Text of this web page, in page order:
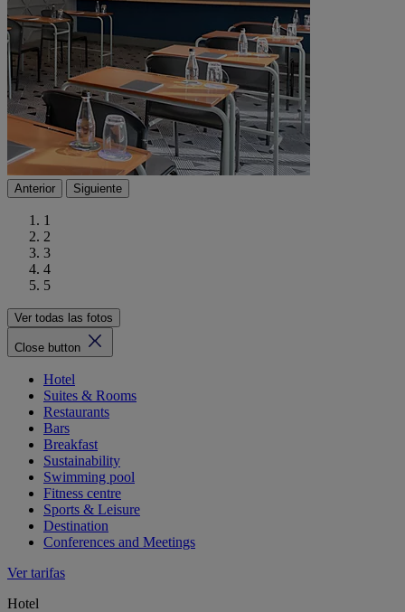
Anterior Siguiente
1
2
3
4
5
Ver todas las fotos
Close button
Hotel
Suites & Rooms
Restaurants
Bars
Breakfast
Sustainability
Swimming pool
Fitness centre
Sports & Leisure
Destination
Conferences and Meetings
Ver tarifas
Hotel